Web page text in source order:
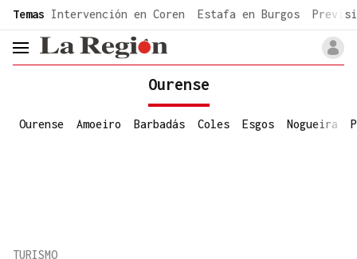
common.go-to-content
Temas Intervención en Coren Estafa en Burgos
header.menu.open
Ourense
Ourense Amoeiro Barbadás Coles Esgos Nogueira
TURISMO